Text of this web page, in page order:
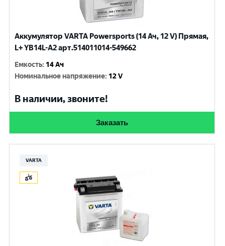
Аккумулятор VARTA Powersports (14 Ач, 12 V) Прямая,
L+ YB14L-A2 арт.514011014-549662
Емкость: 14 Ач
Номинальное напряжение: 12 V
В наличии, звоните!
Заказать
VARTA